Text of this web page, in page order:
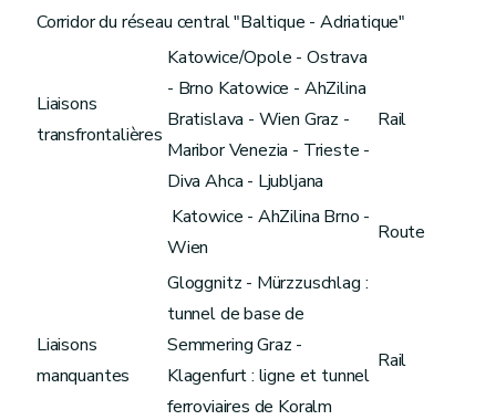
Corridor du réseau central "Baltique - Adriatique"
Liaisons
transfrontalières
Katowice/Opole - Ostrava
- Brno Katowice - AhZilina
Bratislava - Wien Graz -
Maribor Venezia - Trieste -
Diva Ahca - Ljubljana
Rail
Katowice - AhZilina Brno -
Wien
Route
Liaisons
manquantes
Gloggnitz - Mürzzuschlag :
tunnel de base de
Semmering Graz -
Klagenfurt : ligne et tunnel
ferroviaires de Koralm
Rail